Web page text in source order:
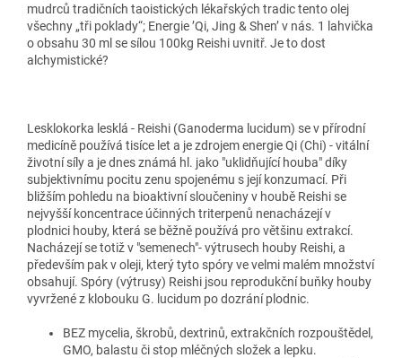
mudrců tradičních taoistických lékařských tradic tento olej
všechny „tři poklady“; Energie ’Qi, Jing & Shen’ v nás. 1 lahvička
o obsahu 30 ml se sílou 100kg Reishi uvnitř. Je to dost
alchymistické?
Lesklokorka lesklá - Reishi (Ganoderma lucidum) se v přírodní
medicíně používá tisíce let a je zdrojem energie Qi (Chi) - vitální
životní síly a je dnes známá hl. jako "uklidňující houba" díky
subjektivnímu pocitu zenu spojenému s její konzumací. Při
bližším pohledu na bioaktivní sloučeniny v houbě Reishi se
nejvyšší koncentrace účinných triterpenů nenacházejí v
plodnici houby, která se běžně používá pro většinu extrakcí.
Nacházejí se totiž v "semenech"- výtrusech houby Reishi, a
především pak v oleji, který tyto spóry ve velmi malém množství
obsahují. Spóry (výtrusy) Reishi jsou reprodukční buňky houby
vyvržené z klobouku G. lucidum po dozrání plodnic.
BEZ mycelia, škrobů, dextrinů, extrakčních rozpouštědel,
GMO, balastu či stop mléčných složek a lepku.